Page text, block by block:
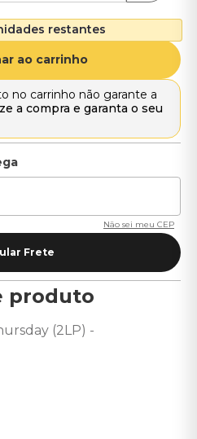
restantes
ao carrinho
no carrinho não garante a
a compra e garanta o seu
Não sei meu CEP
produto
(2LP) -